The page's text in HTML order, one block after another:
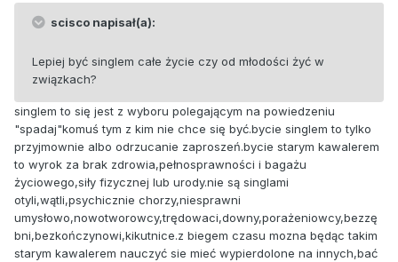
scisco napisał(a):
Lepiej być singlem całe życie czy od młodości żyć w
związkach?
singlem to się jest z wyboru polegającym na powiedzeniu
"spadaj"komuś tym z kim nie chce się być.bycie singlem to tylko
przyjmownie albo odrzucanie zaproszeń.bycie starym kawalerem
to wyrok za brak zdrowia,pełnosprawności i bagażu
życiowego,siły fizycznej lub urody.nie są singlami
otyli,wątli,psychicznie chorzy,niesprawni
umysłowo,nowotworowcy,trędowaci,downy,porażeniowcy,bezzę
bni,bezkończynowi,kikutnice.z biegem czasu mozna będąc takim
starym kawalerem nauczyć sie mieć wypierdolone na innych,bać